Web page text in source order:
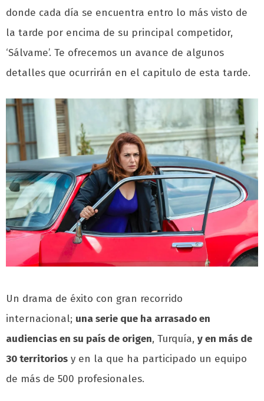
donde cada día se encuentra entro lo más visto de
la tarde por encima de su principal competidor,
‘Sálvame’. Te ofrecemos un avance de algunos
detalles que ocurrirán en el capitulo de esta tarde.
Un drama de éxito con gran recorrido
internacional; una serie que ha arrasado en
audiencias en su país de origen, Turquía, y en más de
30 territorios y en la que ha participado un equipo
de más de 500 profesionales.